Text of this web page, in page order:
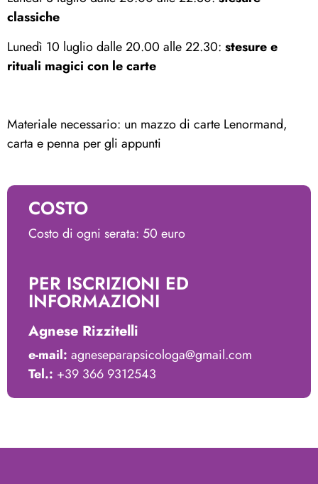
classiche
Lunedì 10 luglio dalle 20.00 alle 22.30: stesure e
rituali magici con le carte
Materiale necessario: un mazzo di carte Lenormand,
carta e penna per gli appunti
COSTO
Costo di ogni serata: 50 euro
PER ISCRIZIONI ED
INFORMAZIONI
Agnese Rizzitelli
e-mail: agneseparapsicologa@gmail.com
Tel.: +39 366 9312543